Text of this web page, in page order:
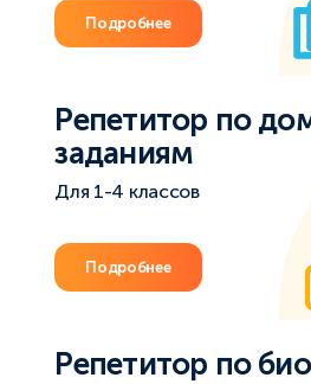
Подробнее
Репетитор по
заданиям
Для 1-4 классов
Подробнее
Репетитор по